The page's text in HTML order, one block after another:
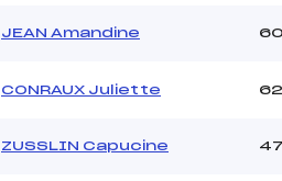
JEAN Amandine
CONRAUX Juliette 62
ZUSSLIN Capucine